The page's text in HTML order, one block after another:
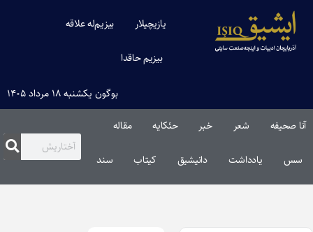
یازیچیلار بیزیم‌له علاقه
بیزیم حاقدا
بوگون یکشنبه ۱۸ مرداد ۱۴۰۵
آنا صحیفه شعر خبر حئکایه مقاله‌
سس یادداشت دانیشیق کیتاب سند